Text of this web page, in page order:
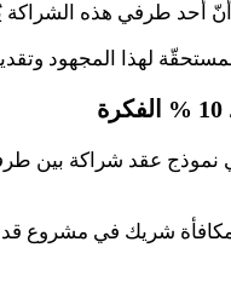
أحد طرفي هذه الشراكة
لهذا المجهود